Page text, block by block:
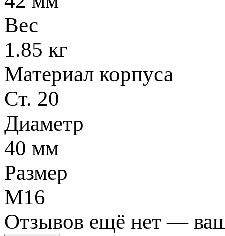
Вес
1.85 кг
Материал корпуса
Ст. 20
Диаметр
40 мм
Размер
М16
Отзывов ещё нет —